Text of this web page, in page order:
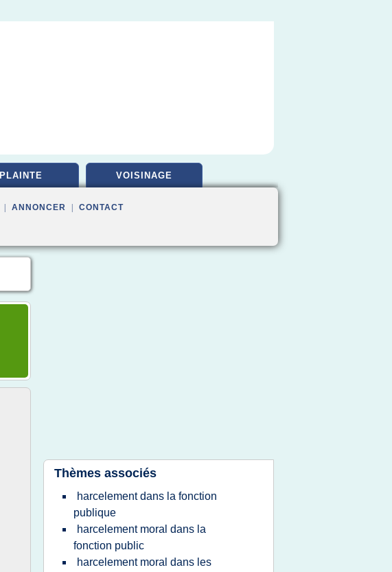
PLAINTE VOISINAGE
ANNONCER CONTACT
Thèmes associés
harcelement dans la fonction
publique
harcelement moral dans la
fonction public
harcelement moral dans les